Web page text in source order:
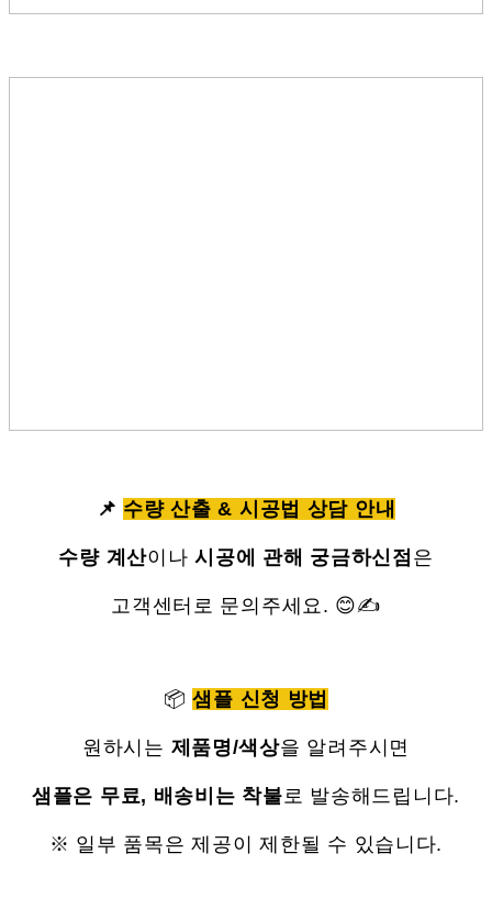
📌 수량 산출 & 시공법 상담 안내
수량 계산이나시공에 관해 궁금하신점 은
고객센터로 문의주세요. 😊✍
📦샘플 신청 방법
원하시는 제품명/색상을 알려주시면
샘플은 무료, 배송비는 착불로 발송해드립니다.
※ 일부 품목은 제공이 제한될 수 있습니다.